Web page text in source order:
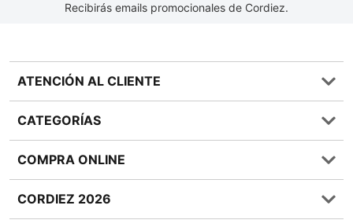
Recibirás emails promocionales de Cordiez.
ATENCIÓN AL CLIENTE
Preguntas frecuentes
0810 555 1970
Términos y condiciones
Política de Devoluciones
CATEGORÍAS
Bebidas
Lácteos
COMPRA ONLINE
Métodos de entrega
CORDIEZ 2026